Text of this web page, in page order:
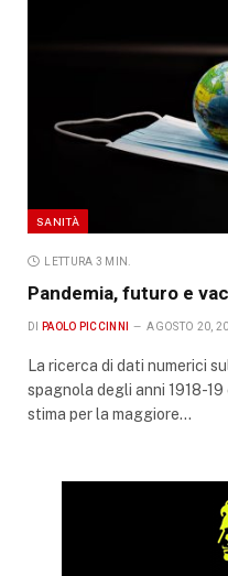
SANITÀ
LETTURA 3 MIN.
Pandemia, futuro e
DI PAOLO PICCINNI AGOSTO 20,
La ricerca di dati numerici
spagnola degli anni 1918-
stima per la maggiore…